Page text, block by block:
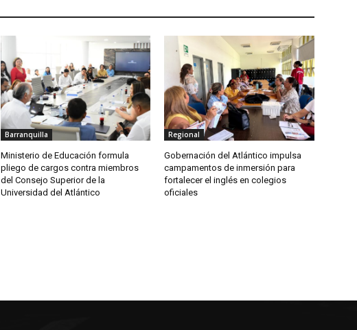
Barranquilla
Ministerio de Educación formula
pliego de cargos contra miembros
del Consejo Superior de la
Universidad del Atlántico
Regional
Gobernación del Atlántico impulsa
campamentos de inmersión para
fortalecer el inglés en colegios
oficiales